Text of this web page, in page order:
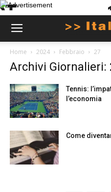
Home 2024 Febbraio 27
Archivi Giornalieri:
Tennis:
l’economia
Come